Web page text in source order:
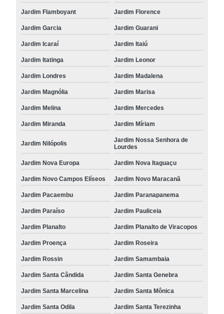
Jardim Flamboyant Jardim Florence
Jardim Garcia Jardim Guarani
Jardim Icaraí Jardim Itaiú
Jardim Itatinga Jardim Leonor
Jardim Londres Jardim Madalena
Jardim Magnólia Jardim Marisa
Jardim Melina Jardim Mercedes
Jardim Miranda Jardim Míriam
Jardim Nilópolis
Jardim Nossa Senhora de
Lourdes
Jardim Nova Europa Jardim Nova Itaguaçu
Jardim Novo Campos Elíseos Jardim Novo Maracanã
Jardim Pacaembu Jardim Paranapanema
Jardim Paraíso Jardim Pauliceia
Jardim Planalto Jardim Planalto de Viracopos
Jardim Proença Jardim Roseira
Jardim Rossin Jardim Samambaia
Jardim Santa Cândida Jardim Santa Genebra
Jardim Santa Marcelina Jardim Santa Mônica
Jardim Santa Odila Jardim Santa Terezinha